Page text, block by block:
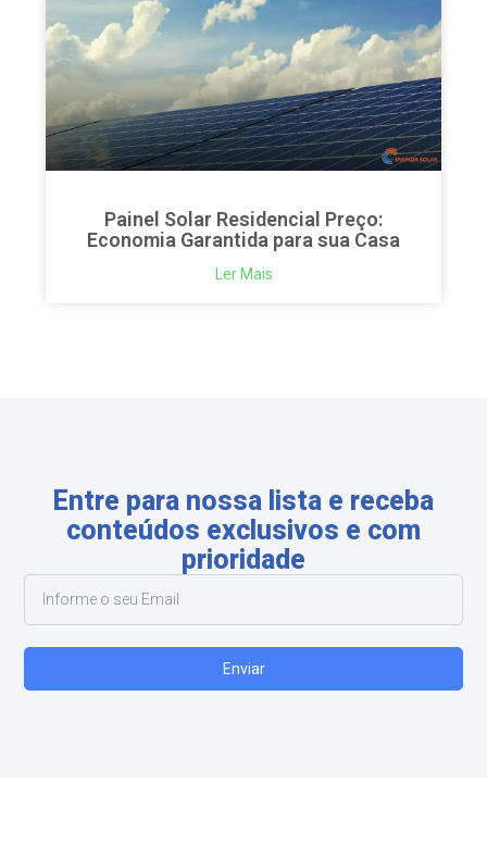
Painel Solar Residencial Preço:
Economia Garantida para sua Casa
Ler Mais
Entre para nossa lista e receba
conteúdos exclusivos e com
prioridade
Enviar